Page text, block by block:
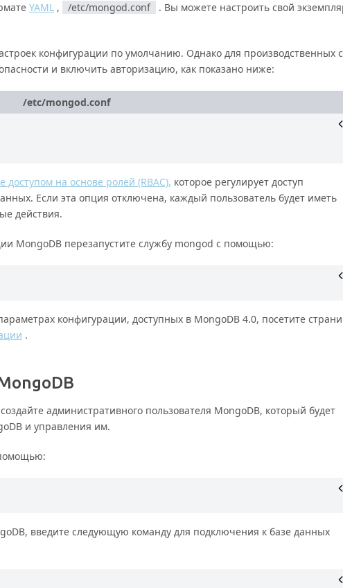
YAML , /etc/mongod.conf
. Вы можете настроить свой
конфигурации по умолчанию. Однако для производственных
и включить авторизацию, как показано ниже:
/etc/mongod.conf
доступом на основе ролей (RBAC), которое регулирует доступ
Если эта опция отключена, каждый пользователь будет иметь
действия.
MongoDB перезапустите службу mongod с помощью:
конфигурации, доступных в MongoDB 4.0, посетите
.
административного пользователя MongoDB, который будет
и управления им.
введите следующую команду для подключения к базе данных